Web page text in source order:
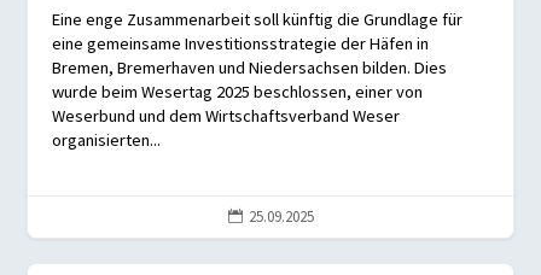
Eine enge Zusammenarbeit soll künftig die Grundlage für
eine gemeinsame Investitionsstrategie der Häfen in
Bremen, Bremerhaven und Niedersachsen bilden. Dies
wurde beim Wesertag 2025 beschlossen, einer von
Weserbund und dem Wirtschaftsverband Weser
organisierten...
 25.09.2025